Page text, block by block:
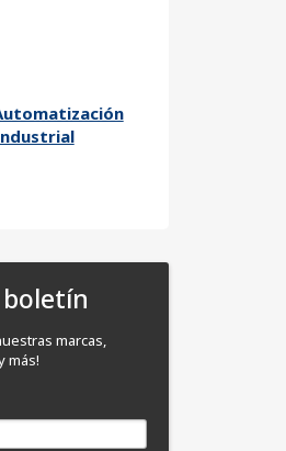
marcas,
más!